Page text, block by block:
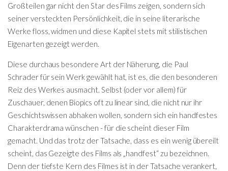
Großteilen gar nicht den Star des Films zeigen, sondern sich
seiner versteckten Persönlichkeit, die in seine literarische
Werke floss, widmen und diese Kapitel stets mit stilistischen
Eigenarten gezeigt werden.
Diese durchaus besondere Art der Näherung, die Paul
Schrader für sein Werk gewählt hat, ist es, die den besonderen
Reiz des Werkes ausmacht. Selbst (oder vor allem) für
Zuschauer, denen Biopics oft zu linear sind, die nicht nur ihr
Geschichtswissen abhaken wollen, sondern sich ein handfestes
Charakterdrama wünschen - für die scheint dieser Film
gemacht. Und das trotz der Tatsache, dass es ein wenig übereilt
scheint, das Gezeigte des Films als „handfest“ zu bezeichnen.
Denn der tiefste Kern des Filmes ist in der Tatsache verankert,